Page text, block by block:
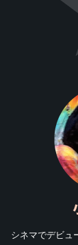
シネマでデビュ